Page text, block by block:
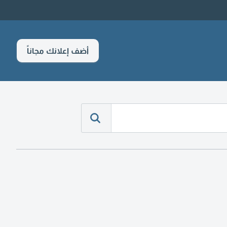
أضف إعلانك مجاناً